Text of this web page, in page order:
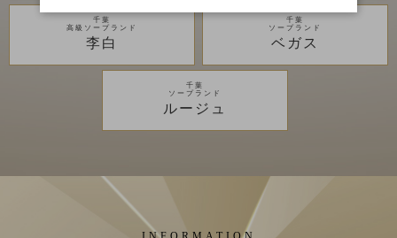
千葉
高級ソープランド
李白
千葉
ソープランド
ベガス
千葉
ソープランド
ルージュ